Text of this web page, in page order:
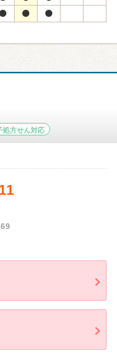
処方せん対応
69